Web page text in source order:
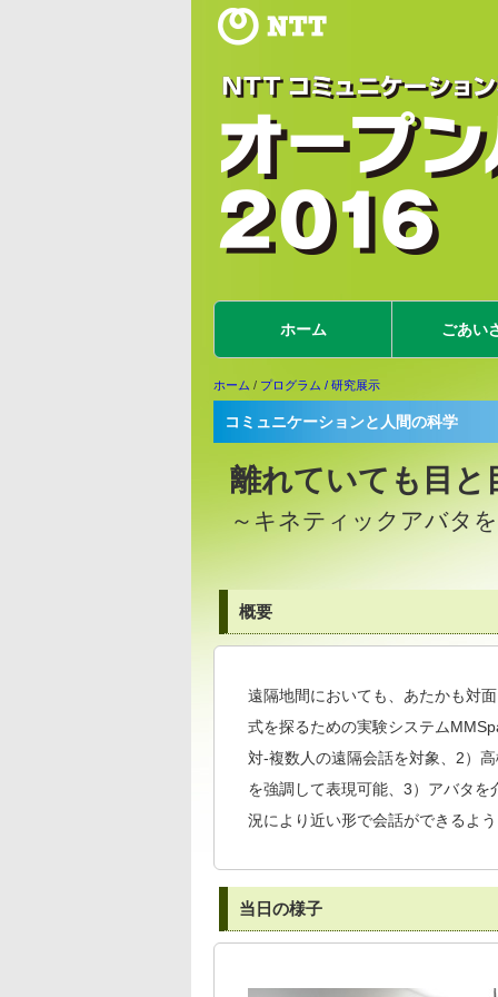
ホーム ごあい
ホーム / プログラム / 研究展示
コミュニケーションと人間の科学
離れていても目と
～キネティックアバタ
概要
遠隔地間においても、あたかも対
式を探るための実験システム
対-複数人の遠隔会話を対象、2）
を強調して表現可能、3）アバタ
況により近い形で会話ができるよ
当日の様子